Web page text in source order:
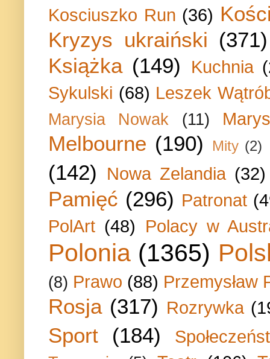
Kosciuszko Run (36)
Kryzys ukraiński (371)
Książka (149) Kuchnia
Sykulski (68) Leszek
Marysia Nowak (11)
Melbourne (190) Mity (2)
(142) Nowa Zelandia (32)
Pamięć (296) Patronat
PolArt (48) Polacy w
Polonia (1365)
(8) Prawo (88) Przemysław
Rosja (317) Rozrywka
Sport (184)